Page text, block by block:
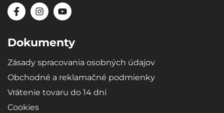
Dokumenty
Zásady spracovania osobných údajov
Obchodné a reklamačné podmienky
Vrátenie tovaru do 14 dní
Cookies